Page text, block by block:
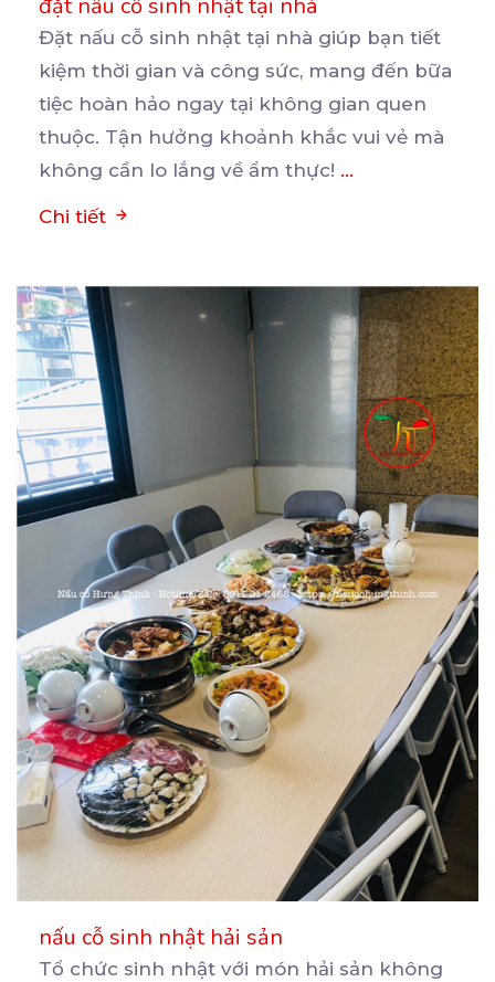
Đặt nấu cỗ sinh nhật tại nhà giúp bạn tiết
kiệm thời gian và công sức, mang đến bữa
tiệc hoàn hảo ngay tại không gian quen
thuộc. Tận hưởng khoảnh khắc vui vẻ mà
không cần lo lắng về ẩm thực! ...
Chi tiết
nấu cỗ sinh nhật hải sản
Tổ chức sinh nhật với món hải sản không